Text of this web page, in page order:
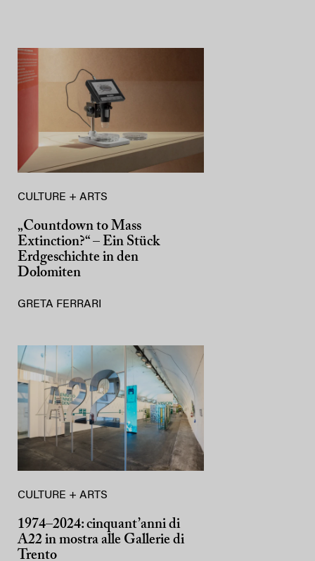
CULTURE + ARTS
„Countdown to Mass
Extinction?“ – Ein Stück
Erdgeschichte in den
Dolomiten
GRETA FERRARI
CULTURE + ARTS
1974–2024: cinquant’anni di
A22 in mostra alle Gallerie di
Trento